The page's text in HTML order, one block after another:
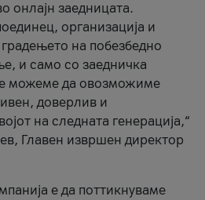
онлајн заедницата.
организација и
на побезбедно
и само со заедничка
можеме да овозможиме
доверлив и
на следната генерација,“
Главен извршен директор
е да поттикнуваме